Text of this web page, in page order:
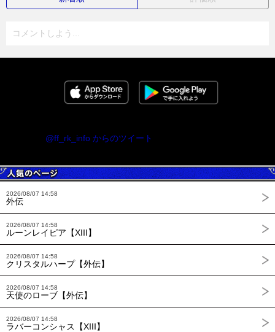
コメントしよう...
@ff_rk_info からのツイート
2026/08/07 14:58
外伝
2026/08/07 14:58
ルーンレイピア【XIII】
2026/08/07 14:58
クリスタルハープ【外伝】
2026/08/07 14:58
天使のローブ【外伝】
2026/08/07 14:58
ラバーコンシャス【XIII】